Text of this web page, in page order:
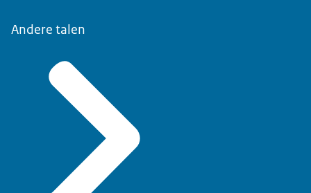
Andere talen